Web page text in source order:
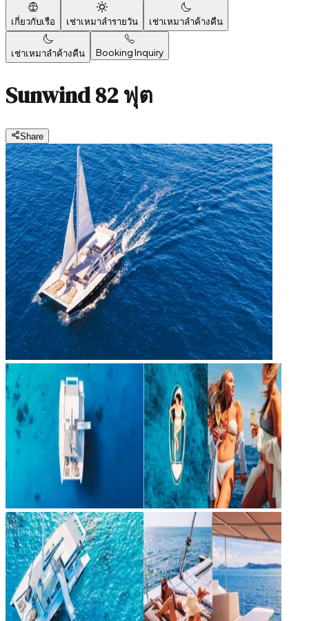
เกี่ยวกับเรือ เช่าเหมาลำรายวัน เช่าเหมาลำค้างคืน
เช่าเหมาลำค้างคืน Booking Inquiry
Sunwind 82 ฟุต
Share